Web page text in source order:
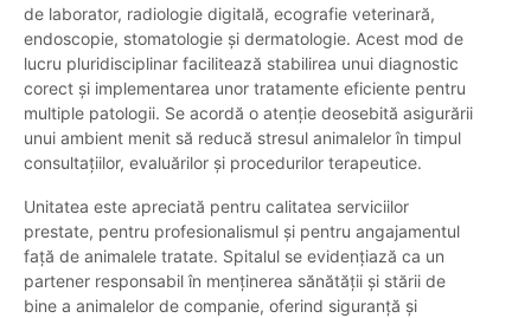
de laborator, radiologie digitală, ecografie veterinară,
endoscopie, stomatologie și dermatologie. Acest mod de
lucru pluridisciplinar facilitează stabilirea unui diagnostic
corect și implementarea unor tratamente eficiente pentru
multiple patologii. Se acordă o atenție deosebită asigurării
unui ambient menit să reducă stresul animalelor în timpul
consultațiilor, evaluărilor și procedurilor terapeutice.
Unitatea este apreciată pentru calitatea serviciilor
prestate, pentru profesionalismul și pentru angajamentul
față de animalele tratate. Spitalul se evidențiază ca un
partener responsabil în menținerea sănătății și stării de
bine a animalelor de companie, oferind siguranță și